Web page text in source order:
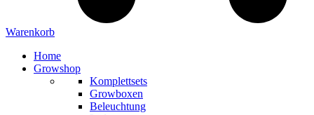
Warenkorb
Home
Growshop
Komplettsets
Growboxen
Beleuchtung